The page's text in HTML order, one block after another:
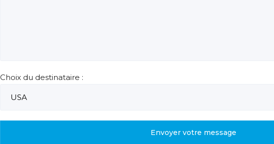
Choix du destinataire :